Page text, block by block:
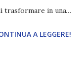
trasformare in una
con il post delle
A LEGGERE!